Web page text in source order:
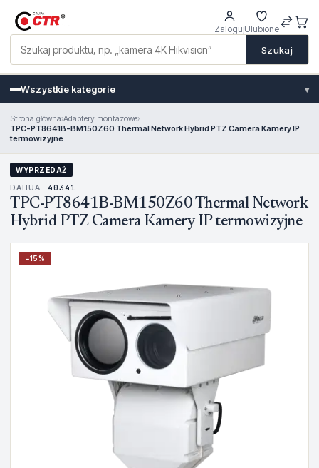
Szukaj
ZalogujUlubione
Wszystkie kategorie ▾
Strona główna›Adaptery montazowe›
TPC-PT8641B-BM150Z60 Thermal Network Hybrid PTZ Camera Kamery IP
termowizyjne
WYPRZEDAŻ
DAHUA · 40341
TPC-PT8641B-BM150Z60 Thermal Network
Hybrid PTZ Camera Kamery IP termowizyjne
−15%